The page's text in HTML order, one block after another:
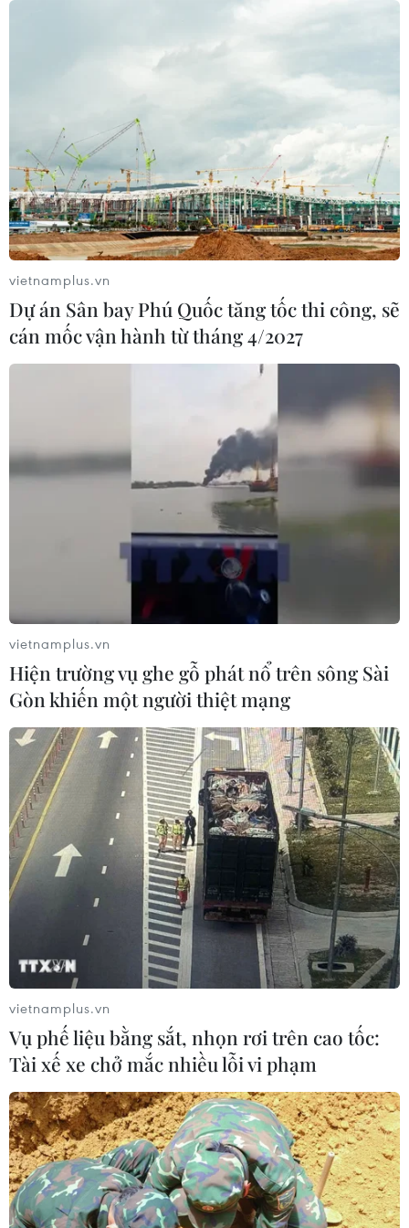
Khắc phục vụ tai nạn đường sắt nghiêm
trọng tại Lăng Cô-Cầu Hai
20/02/2017 11:06
Công tác cứu hộ đang được các đơn vị khẩn trương
triển khai để thông đường và chuyển tải hành khách
vietnamplus.vn
Dự án Sân bay Phú Quốc tăng tốc thi công, sẽ
cán mốc vận hành từ tháng 4/2027
vietnamplus.vn
Hiện trường vụ ghe gỗ phát nổ trên sông Sài
Gòn khiến một người thiệt mạng
vietnamplus.vn
Vụ phế liệu bằng sắt, nhọn rơi trên cao tốc:
Tài xế xe chở mắc nhiều lỗi vi phạm